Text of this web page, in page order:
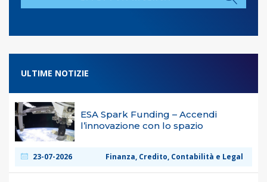
ULTIME NOTIZIE
ESA Spark Funding – Accendi
l’innovazione con lo spazio
23-07-2026 Finanza, Credito, Contabilità e Legal